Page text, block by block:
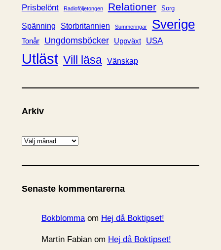
Prisbelönt
Radioföljetongen Relationer Sorg
Spänning Storbritannien Summeringar Sverige
Tonår Ungdomsböcker Uppväxt USA
Utläst Vill läsa Vänskap
Arkiv
A
k
v
Senaste kommentarerna
Bokblommaom Hej då Boktipset!
Martin Fabianom Hej då Boktipset!